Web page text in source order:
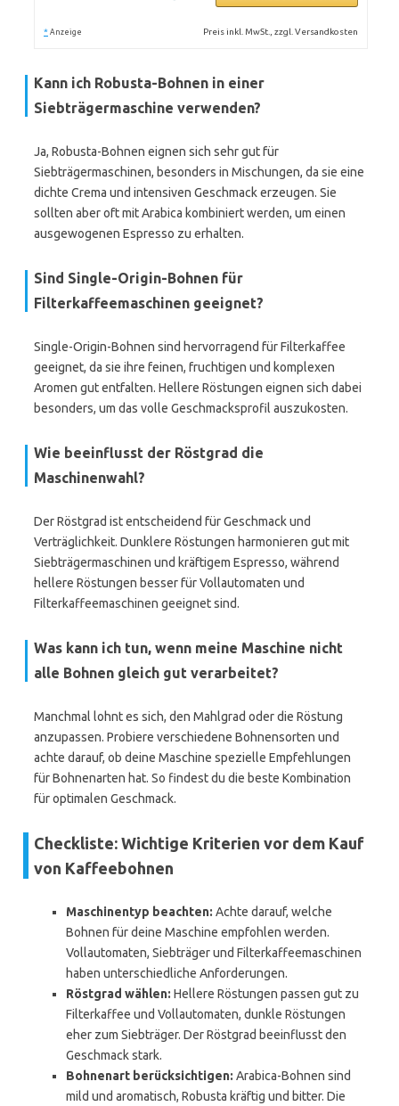
* Anzeige Preis inkl. MwSt., zzgl. Versandkosten
Kann ich Robusta-Bohnen in einer
Siebträgermaschine verwenden?
Ja, Robusta-Bohnen eignen sich sehr gut für
Siebträgermaschinen, besonders in Mischungen, da sie eine
dichte Crema und intensiven Geschmack erzeugen. Sie
sollten aber oft mit Arabica kombiniert werden, um einen
ausgewogenen Espresso zu erhalten.
Sind Single-Origin-Bohnen für
Filterkaffeemaschinen geeignet?
Single-Origin-Bohnen sind hervorragend für Filterkaffee
geeignet, da sie ihre feinen, fruchtigen und komplexen
Aromen gut entfalten. Hellere Röstungen eignen sich dabei
besonders, um das volle Geschmacksprofil auszukosten.
Wie beeinflusst der Röstgrad die
Maschinenwahl?
Der Röstgrad ist entscheidend für Geschmack und
Verträglichkeit. Dunklere Röstungen harmonieren gut mit
Siebträgermaschinen und kräftigem Espresso, während
hellere Röstungen besser für Vollautomaten und
Filterkaffeemaschinen geeignet sind.
Was kann ich tun, wenn meine Maschine nicht
alle Bohnen gleich gut verarbeitet?
Manchmal lohnt es sich, den Mahlgrad oder die Röstung
anzupassen. Probiere verschiedene Bohnensorten und
achte darauf, ob deine Maschine spezielle Empfehlungen
für Bohnenarten hat. So findest du die beste Kombination
für optimalen Geschmack.
Checkliste: Wichtige Kriterien vor dem Kauf
von Kaffeebohnen
Maschinentyp beachten: Achte darauf, welche
Bohnen für deine Maschine empfohlen werden.
Vollautomaten, Siebträger und Filterkaffeemaschinen
haben unterschiedliche Anforderungen.
Röstgrad wählen: Hellere Röstungen passen gut zu
Filterkaffee und Vollautomaten, dunkle Röstungen
eher zum Siebträger. Der Röstgrad beeinflusst den
Geschmack stark.
Bohnenart berücksichtigen: Arabica-Bohnen sind
mild und aromatisch, Robusta kräftig und bitter. Die